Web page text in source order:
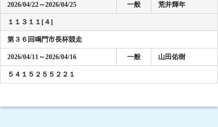
2026/04/22～2026/04/25 一般 荒井輝年
１１３１１[４]
第３６回鳴門市長杯競走
2026/04/11～2026/04/16 一般 山田佑樹
５４１５２５５２２１